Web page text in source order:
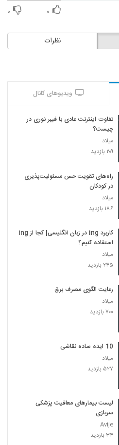
۰ ۰
نظرات
ویدیوهای کانال
تفاوت اینترنت عادی با فیبر نوری در
چیست؟
میلاد
۲۰۹ بازدید
راه‌های تقویت حس مسئولیت‌پذیری
در کودکان
میلاد
۱۸۶ بازدید
کاربرد ing در زبان انگلیسی| کجا از ing
استفاده کنیم؟
میلاد
۲۴۵ بازدید
رعایت الگوی مصرف برق
میلاد
۷۰۰ بازدید
10 ایده ساده نقاشی
میلاد
۵۲۷ بازدید
لیست بیمارهای معافیت پزشکی
سربازی
Avije
۳۴ بازدید